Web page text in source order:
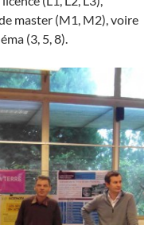
master (M1, M2), voire
(3, 5, 8).